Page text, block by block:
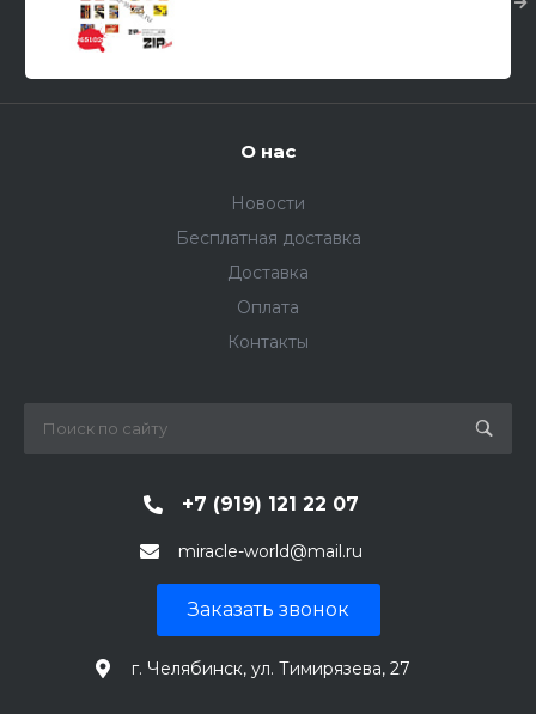
О нас
Новости
Бесплатная доставка
Доставка
Оплата
Контакты
+7 (919) 121 22 07
miracle-world@mail.ru
Заказать звонок
г. Челябинск, ул. Тимирязева, 27